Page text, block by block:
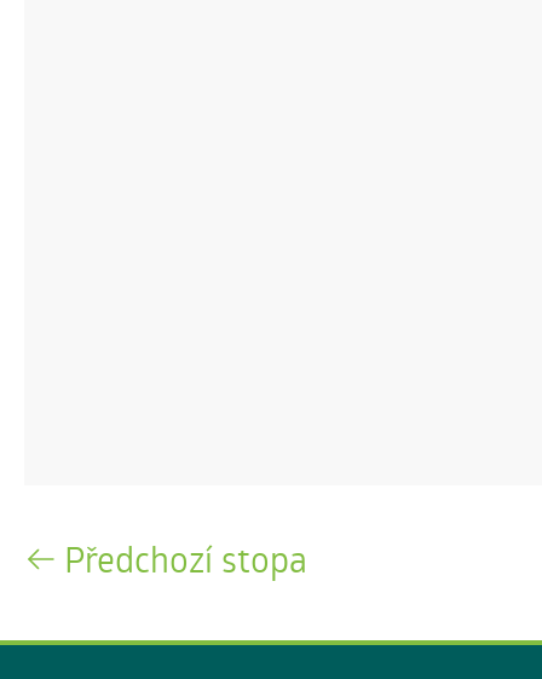
Předchozí stopa